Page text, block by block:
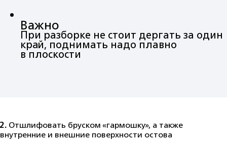
Важно
При разборке не стоит дергать за один
край, поднимать надо плавно
в плоскости
2.Отшлифовать бруском «гармошку», а также
внутренние и внешние поверхности остова